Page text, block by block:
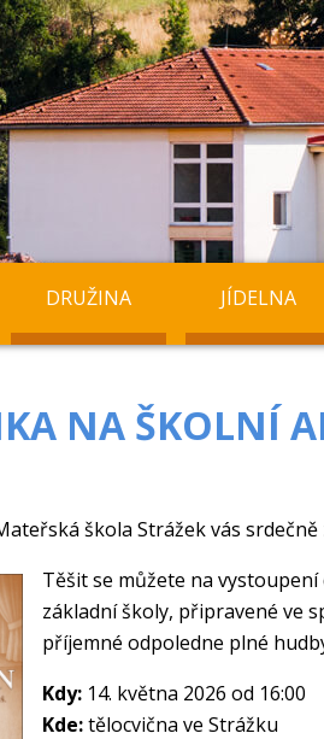
DRUŽINA JÍDELNA
NA ŠKOLNÍ
škola Strážek vás
Těšit se můžete na
základní školy, připravené ve
příjemné odpoledne plné
Kdy: 14. května 2026 od 16:00
Kde:tělocvična ve Strážku